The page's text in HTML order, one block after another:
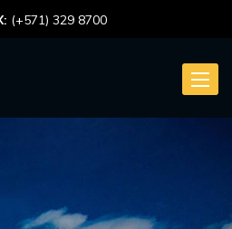
(+571) 329 8700
Toggle